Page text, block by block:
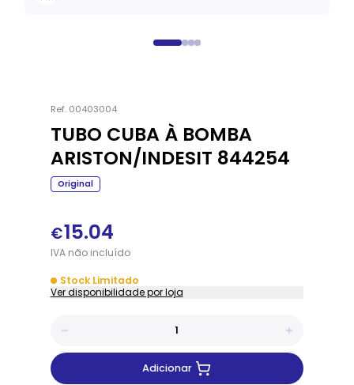
Ref. 00403004
TUBO CUBA À BOMBA
ARISTON/INDESIT 844254
Original
€15.04
IVAnãoincluído
Stock Limitado
Ver disponibilidade por loja
Adicionar